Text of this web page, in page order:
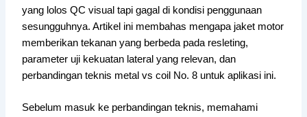
yang lolos QC visual tapi gagal di kondisi penggunaan
sesungguhnya. Artikel ini membahas mengapa jaket motor
memberikan tekanan yang berbeda pada resleting,
parameter uji kekuatan lateral yang relevan, dan
perbandingan teknis metal vs coil No. 8 untuk aplikasi ini.
Sebelum masuk ke perbandingan teknis, memahami